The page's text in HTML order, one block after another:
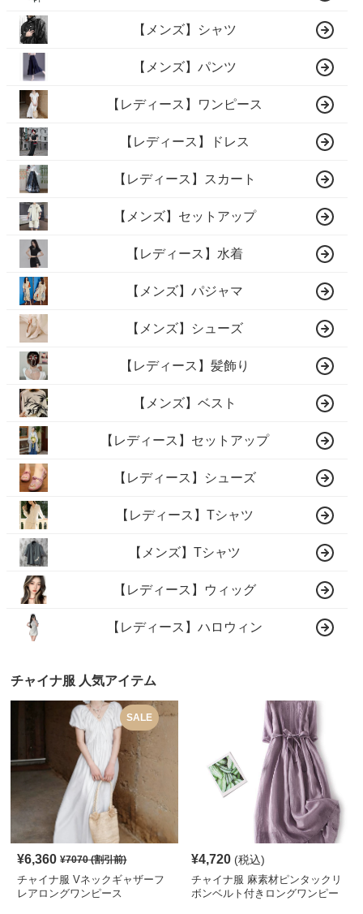
【メンズ】シャツ
【メンズ】パンツ
【レディース】ワンピース
【レディース】ドレス
【レディース】スカート
【メンズ】セットアップ
【レディース】水着
【メンズ】パジャマ
【メンズ】シューズ
【レディース】髪飾り
【メンズ】ベスト
【レディース】セットアップ
【レディース】シューズ
【レディース】Tシャツ
【メンズ】Tシャツ
【レディース】ウィッグ
【レディース】ハロウィン
チャイナ服 人気アイテム
SALE
¥6,360 ¥7070(割引前)
チャイナ服 Vネックギャザーフ
レアロングワンピース
¥4,720 (税込)
チャイナ服 麻素材ピンタックリ
ボンベルト付きロングワンピー